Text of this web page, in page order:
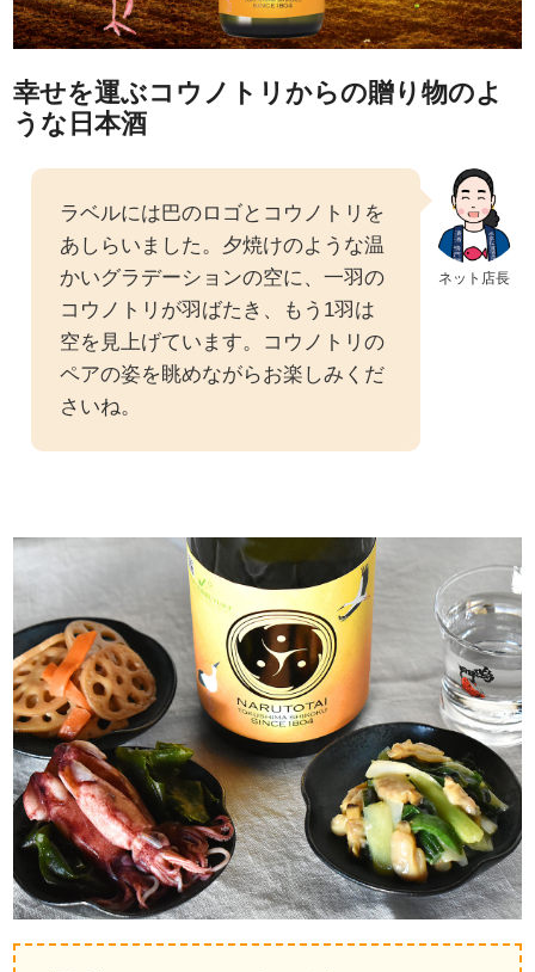
幸せを運ぶコウノトリからの贈り物のよ
うな日本酒
ネット店長
ラベルには巴のロゴとコウノトリを
あしらいました。夕焼けのような温
かいグラデーションの空に、一羽の
コウノトリが羽ばたき、もう1羽は
空を見上げています。コウノトリの
ペアの姿を眺めながらお楽しみくだ
さいね。